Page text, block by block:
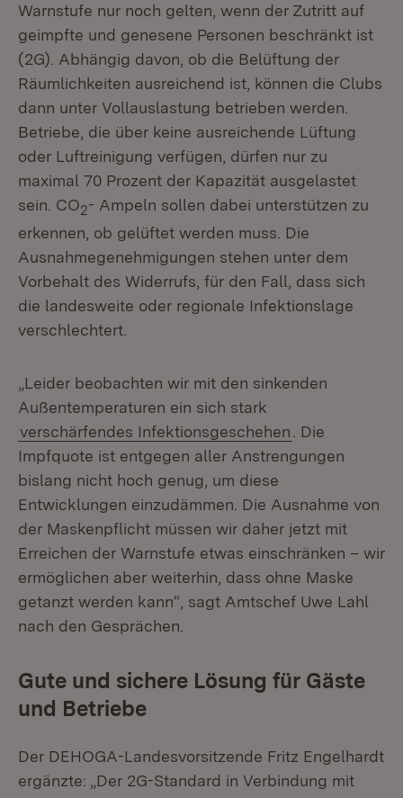
Warnstufe nur noch gelten, wenn der Zutritt auf
geimpfte und genesene Personen beschränkt ist
(2G). Abhängig davon, ob die Belüftung der
Räumlichkeiten ausreichend ist, können die Clubs
dann unter Vollauslastung betrieben werden.
Betriebe, die über keine ausreichende Lüftung
oder Luftreinigung verfügen, dürfen nur zu
maximal 70 Prozent der Kapazität ausgelastet
sein. CO2- Ampeln sollen dabei unterstützen zu
erkennen, ob gelüftet werden muss. Die
Ausnahmegenehmigungen stehen unter dem
Vorbehalt des Widerrufs, für den Fall, dass sich
die landesweite oder regionale Infektionslage
verschlechtert.
„Leider beobachten wir mit den sinkenden
Außentemperaturen ein sich stark
verschärfendes Infektionsgeschehen
. Die
Impfquote ist entgegen aller Anstrengungen
bislang nicht hoch genug, um diese
Entwicklungen einzudämmen. Die Ausnahme von
der Maskenpflicht müssen wir daher jetzt mit
Erreichen der Warnstufe etwas einschränken – wir
ermöglichen aber weiterhin, dass ohne Maske
getanzt werden kann“, sagt Amtschef Uwe Lahl
nach den Gesprächen.
Gute und sichere Lösung für Gäste
und Betriebe
Der DEHOGA-Landesvorsitzende Fritz Engelhardt
ergänzte: „Der 2G-Standard in Verbindung mit